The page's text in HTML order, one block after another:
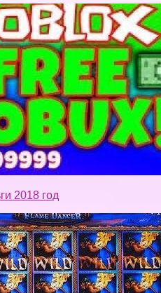
2018 год